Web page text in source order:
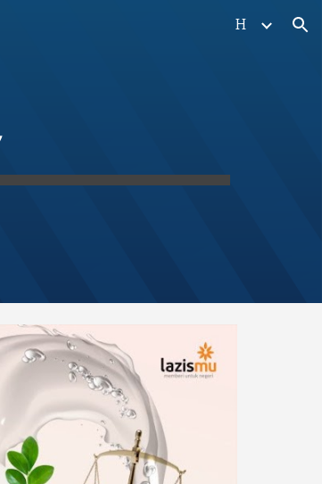
H